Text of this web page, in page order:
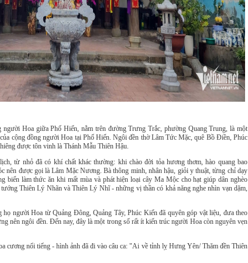
Hoa giữa Phố Hiến, nằm trên đường Trưng Trắc, phường Quang Trung, là một
cộng đồng người Hoa tại Phố Hiến. Ngôi đền thờ Lâm Tức Mặc, quê Bồ Điền, Phúc
được tôn vinh là Thánh Mẫu Thiên Hậu.
từ nhỏ đã có khí chất khác thường: khi chào đời tỏa hương thơm, hào quang bao
nên được gọi là Lâm Mặc Nương. Bà thông minh, nhân hậu, giỏi y thuật, từng chỉ dạy
biển làm thức ăn khi mất mùa và phát hiện loại cây Ma Mộc cho hạt giúp dân nghèo
Thiên Lý Nhãn và Thiên Lý Nhĩ - những vị thần có khả năng nghe nhìn vạn dặm,
người Hoa từ Quảng Đông, Quảng Tây, Phúc Kiến đã quyên góp vật liệu, đưa theo
nên ngôi đền. Đến nay, đây là một trong số rất ít kiến trúc người Hoa còn nguyên vẹn
cương nổi tiếng - hình ảnh đã đi vào câu ca: "Ai về tỉnh lỵ Hưng Yên/ Thăm đền Thiên